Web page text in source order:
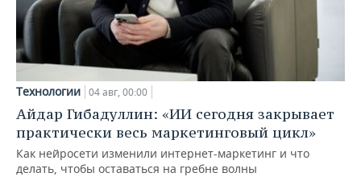
Технологии 04 авг, 00:00
Айдар Гибадуллин: «ИИ сегодня закрывает
практически весь маркетинговый цикл»
Как нейросети изменили интернет-маркетинг и что
делать, чтобы оставаться на гребне волны